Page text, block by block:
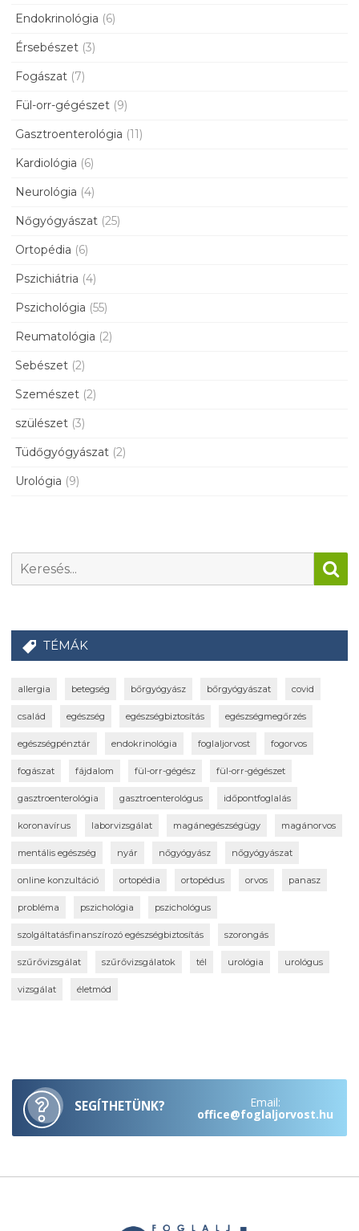
Endokrinológia (6)
Érsebészet (3)
Fogászat (7)
Fül-orr-gégészet (9)
Gasztroenterológia (11)
Kardiológia (6)
Neurológia (4)
Nőgyógyászat (25)
Ortopédia (6)
Pszichiátria (4)
Pszichológia (55)
Reumatológia (2)
Sebészet (2)
Szemészet (2)
szülészet (3)
Tüdőgyógyászat (2)
Urológia (9)
TÉMÁK
allergia betegség bőrgyógyász bőrgyógyászat covid
család egészség egészségbiztosítás egészségmegőrzés
egészségpénztár endokrinológia foglaljorvost fogorvos
fogászat fájdalom fül-orr-gégész fül-orr-gégészet
gasztroenterológia gasztroenterológus időpontfoglalás
koronavírus laborvizsgálat magánegészségügy magánorvos
mentális egészség nyár nőgyógyász nőgyógyászat
online konzultáció ortopédia ortopédus orvos panasz
probléma pszichológia pszichológus
szolgáltatásfinanszírozó egészségbiztosítás szorongás
szűrővizsgálat szűrővizsgálatok tél urológia urológus
vizsgálat életmód
SEGÍTHETÜNK? Email:
office@foglaljorvost.hu